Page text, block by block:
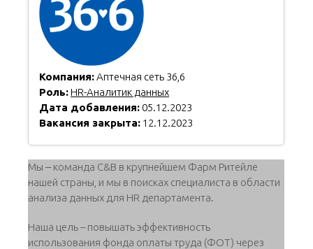
Компания:Аптечная сеть 36,6
Роль:HR-Аналитик данных
Дата добавления: 05.12.2023
Вакансия закрыта: 12.12.2023
Мы ‒ команда C&B в крупнейшем Фарм Ритейле
нашей страны, и мы в поисках специалиста в области
анализа данных для HR департамента.
Наша цель – повышать эффективность
использования фонда оплаты труда (ФОТ) через